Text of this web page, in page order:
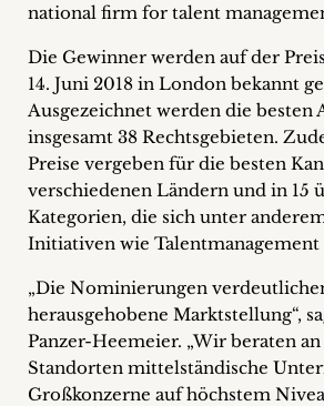
&
Podcasts
+
Team
Presseanfragen
Kontakt
national firm for talent
Die Gewinner werden auf der
14. Juni 2018 in London bekannt
Ausgezeichnet werden die besten
insgesamt 38 Rechtsgebieten.
Preise vergeben für die besten
verschiedenen Ländern und in 15
Kategorien, die sich unter
Initiativen wie Talentmanagement
„Die Nominierungen
herausgehobene Marktstellung“,
Panzer-Heemeier. „Wir beraten
Standorten mittelständische
Großkonzerne auf höchstem